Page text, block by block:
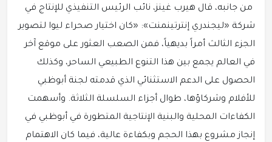
من جانبه، قال هيرب غينز، نائب الرئيس التنفيذي للإنتاج في
شركة «ليجندري إنترتينمنت»: «كان اختيار صحراء ليوا لتصوير
الجزء الثالث أمراً بديهياً، فمن الصعب العثور على موقع آخر
في العالم يجمع بين هذا التنوع الطبيعي الساحر، وكذلك
الحصول على الدعم الاستثنائي الذي قدمته لجنة أبوظبي
للأفلام وشركاؤها، طوال أجزاء السلسلة الثلاثة. وأسهمت
الكفاءات المحلية والبنية الإنتاجية المتطورة في أبوظبي في
إنجاز مشروع بهذا الحجم وبكفاءة عالية، فيما كان الاهتمام